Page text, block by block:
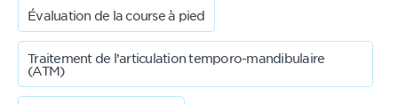
Évaluation de la course à pied
Traitement de l’articulation temporo-mandibulaire
(ATM)